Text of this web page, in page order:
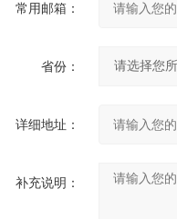
常用邮箱：
省份：
详细地址：
补充说明：